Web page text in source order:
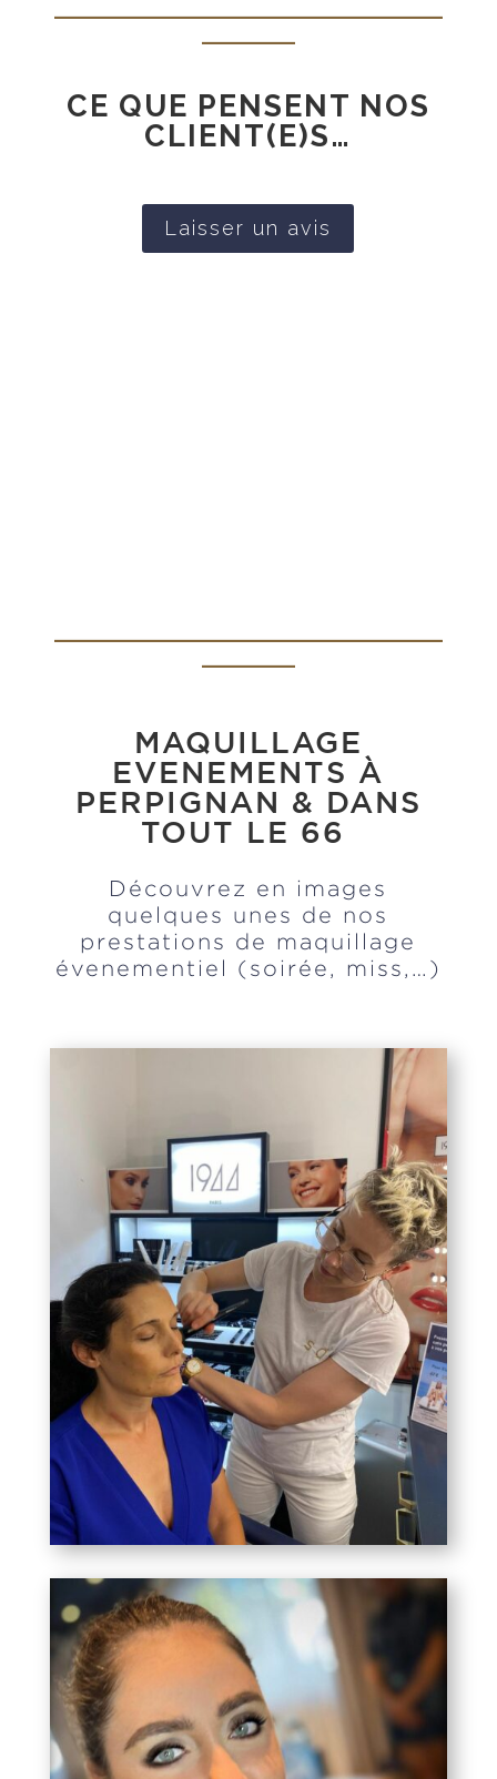
______
CE QUE PENSENT NOS
CLIENT(E)S…
Laisser un avis
______
MAQUILLAGE
EVENEMENTS À
PERPIGNAN & DANS
TOUT LE 66
Découvrez en images
quelques unes de nos
prestations de maquillage
évenementiel (soirée, miss,…)